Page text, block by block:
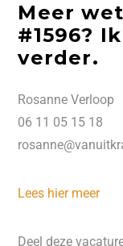
Meer
#1596?
verder.
Rosanne Verloop
06 11 05 15 18
Lees hier meer
Deel deze